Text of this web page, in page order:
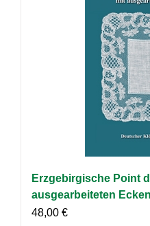
Erzgebirgische Point
ausgearbeiteten Ecken
48,00 €